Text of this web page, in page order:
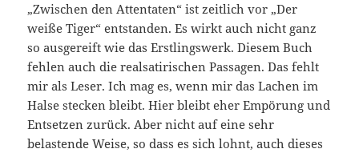
„Zwischen den Attentaten“ ist zeitlich vor „Der
weiße Tiger“ entstanden. Es wirkt auch nicht ganz
so ausgereift wie das Erstlingswerk. Diesem Buch
fehlen auch die realsatirischen Passagen. Das fehlt
mir als Leser. Ich mag es, wenn mir das Lachen im
Halse stecken bleibt. Hier bleibt eher Empörung und
Entsetzen zurück. Aber nicht auf eine sehr
belastende Weise, so dass es sich lohnt, auch dieses